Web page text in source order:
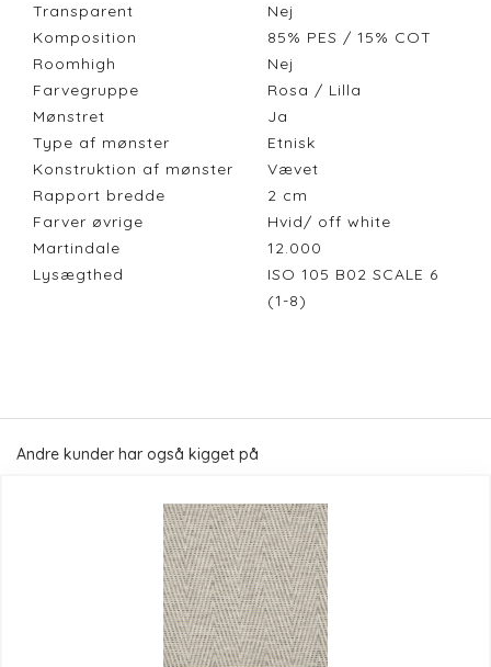
Transparent
Nej
Komposition
85% PES / 15% COT
Roomhigh
Nej
Farvegruppe
Rosa / Lilla
Mønstret
Ja
Type af mønster
Etnisk
Konstruktion af mønster
Vævet
Rapport bredde
2 cm
Farver øvrige
Hvid/ off white
Martindale
12.000
Lysægthed
ISO 105 B02 SCALE 6
(1-8)
Andre kunder har også kigget på